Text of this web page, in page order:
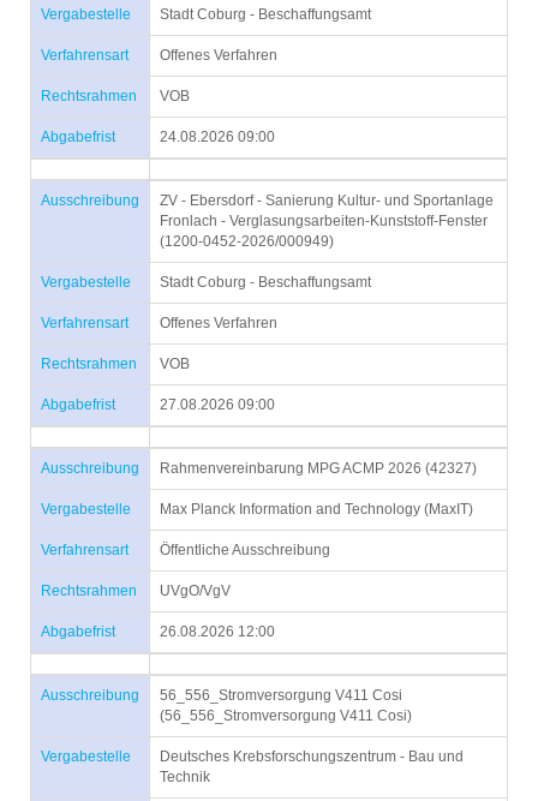
Vergabestelle Stadt Coburg - Beschaffungsamt
Verfahrensart Offenes Verfahren
Rechtsrahmen VOB
Abgabefrist 24.08.2026 09:00
Ausschreibung
ZV - Ebersdorf - Sanierung Kultur- und Sportanlage
Fronlach - Verglasungsarbeiten-Kunststoff-Fenster
(1200-0452-2026/000949)
Vergabestelle Stadt Coburg - Beschaffungsamt
Verfahrensart Offenes Verfahren
Rechtsrahmen VOB
Abgabefrist 27.08.2026 09:00
Ausschreibung Rahmenvereinbarung MPG ACMP 2026 (42327)
Vergabestelle Max Planck Information and Technology (MaxIT)
Verfahrensart Öffentliche Ausschreibung
Rechtsrahmen UVgO/VgV
Abgabefrist 26.08.2026 12:00
Ausschreibung
56_556_Stromversorgung V411 Cosi
(56_556_Stromversorgung V411 Cosi)
Vergabestelle
Deutsches Krebsforschungszentrum - Bau und
Technik